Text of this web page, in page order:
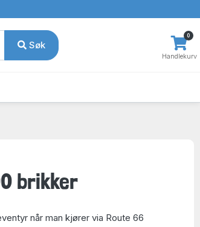
Søk
Handlekurv
0
brikker
når man kjører via Route 66